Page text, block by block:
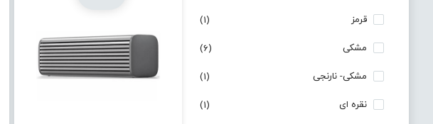
قرمز (1)
مشکی (6)
مشکی- نارنجی (1)
نقره ای (1)